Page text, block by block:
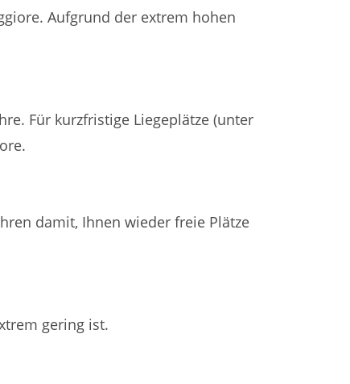
Aufgrund der extrem hohen
Für kurzfristige Liegeplätze (unter
damit, Ihnen wieder freie Plätze
gering ist.